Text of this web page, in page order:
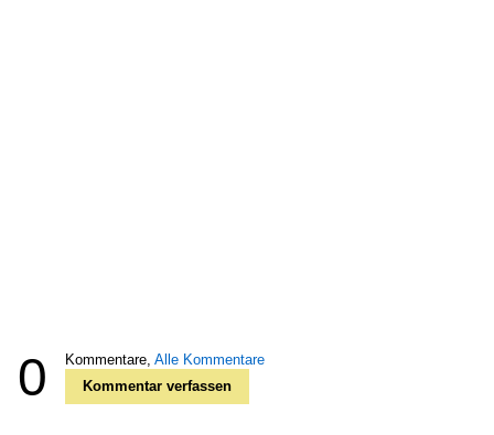
0 Kommentare, Alle Kommentare
Kommentar verfassen